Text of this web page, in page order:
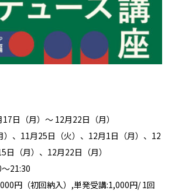
日（月）～ 12月22日（月）
）、11月25日（火）、12月1日（月）、12
日（月）、12月22日（月）
～21:30
円（初回納入）,単発受講:1,000円/ 1回